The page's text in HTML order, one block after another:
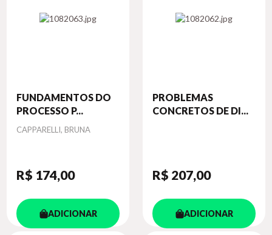
FUNDAMENTOS DO
PROCESSO P...
Autor
CAPPARELLI, BRUNA
R$ 174,00
ADICIONAR
PROBLEMAS
CONCRETOS DE DI...
R$ 207,00
ADICIONAR